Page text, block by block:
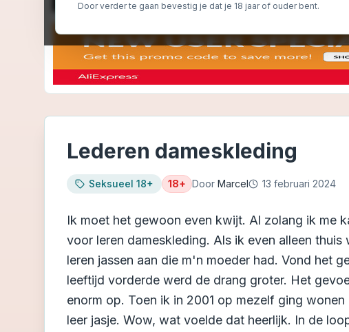
Door verder te gaan bevestig je dat je 18 jaar of ouder bent.
Lederen dameskleding
Seksueel 18+ 18+ Door Marcel 13 februari 2024
Ik moet het gewoon even kwijt. Al zolang ik me
voor leren dameskleding. Als ik even alleen
leren jassen aan die m'n moeder had. Vond het
leeftijd vorderde werd de drang groter. Het
enorm op. Toen ik in 2001 op mezelf ging
leer jasje. Wow, wat voelde dat heerlijk. In de